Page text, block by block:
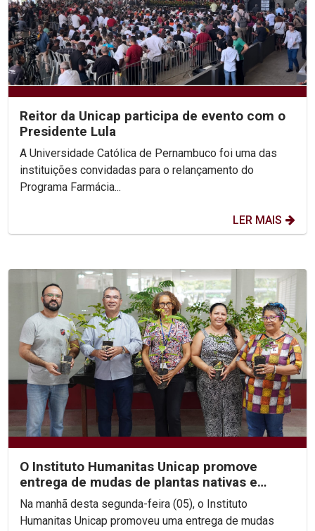
Reitor da Unicap participa de evento com o
Presidente Lula
A Universidade Católica de Pernambuco foi uma das
instituições convidadas para o relançamento do
Programa Farmácia...
LER MAIS
O Instituto Humanitas Unicap promove
entrega de mudas de plantas nativas e
destaca importância da...
Na manhã desta segunda-feira (05), o Instituto
Humanitas Unicap promoveu uma entrega de mudas